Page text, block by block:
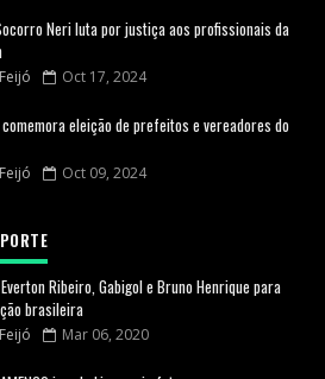
Neri luta por justiça aos profissionais da
Oct 17, 2024
eleição de prefeitos e vereadores do
Oct 09, 2024
Ribeiro, Gabigol e Bruno Henrique para
brasileira
Mar 06, 2020